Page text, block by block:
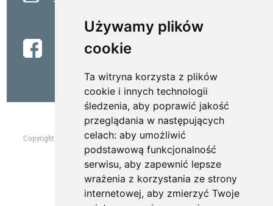
Używamy plików
cookie
Ta witryna korzysta z plików
cookie i innych technologii
śledzenia, aby poprawić jakość
przeglądania w następujących
celach: aby umożliwić
podstawową funkcjonalność
serwisu, aby zapewnić lepsze
wrażenia z korzystania ze strony
internetowej, aby zmierzyć Twoje
Copyright 2022 AMZ-KUTNO S.A. Projektowanie oraz produkcja zabudów
specjalnych samochodów użytkowych.
Powered by Quick.CMSRealizacja:Verakom
Zaktualizuj preferencje dotyczące plików cookies